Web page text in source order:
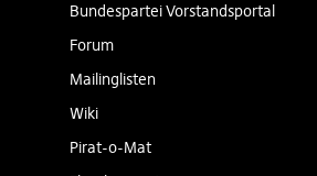
Bundespartei Vorstandsportal
Forum
Mailinglisten
Wiki
Pirat-o-Mat